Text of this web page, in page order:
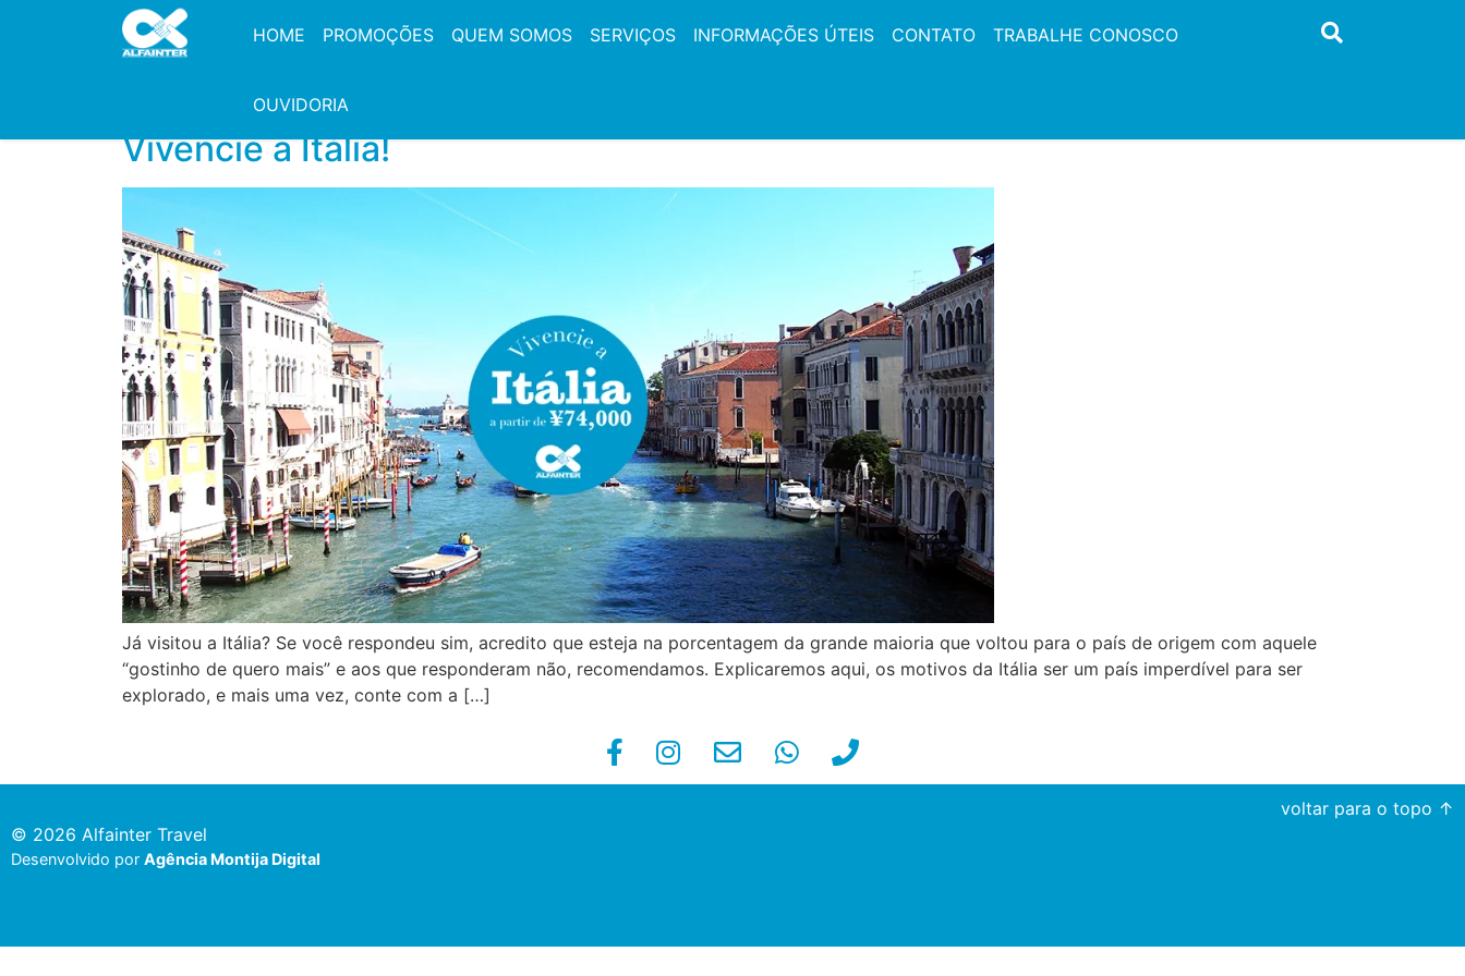
HOME PROMOÇÕES QUEM SOMOS SERVIÇOS INFORMAÇÕES ÚTEIS CONTATO TRABALHE CONOSCO
OUVIDORIA
Vivencie a Itália!
Já visitou a Itália? Se você respondeu sim, acredito que esteja na porcentagem da grande maioria que voltou para o país de origem com aquele
“gostinho de quero mais” e aos que responderam não, recomendamos. Explicaremos aqui, os motivos da Itália ser um país imperdível para ser
explorado, e mais uma vez, conte com a […]
voltar para o topo ↑
© 2026 Alfainter Travel
Desenvolvido por Agência Montija Digital